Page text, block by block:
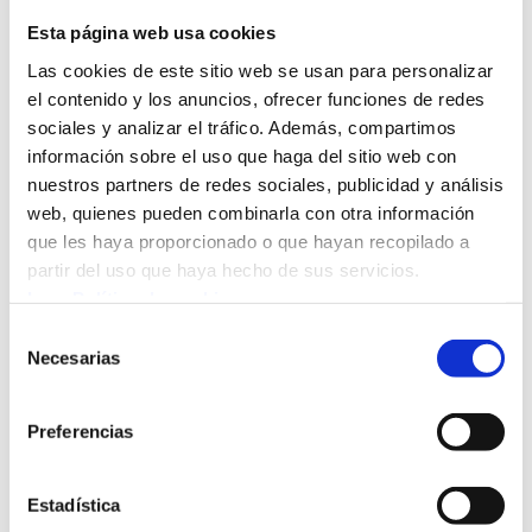
Esta página web usa cookies
Las cookies de este sitio web se usan para personalizar
el contenido y los anuncios, ofrecer funciones de redes
sociales y analizar el tráfico. Además, compartimos
información sobre el uso que haga del sitio web con
nuestros partners de redes sociales, publicidad y análisis
web, quienes pueden combinarla con otra información
que les haya proporcionado o que hayan recopilado a
partir del uso que haya hecho de sus servicios.
Necesarias
Preferencias
Estadística
5
Multikirola. 3º-6º EP